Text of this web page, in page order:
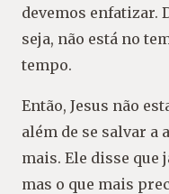
devemos enfatizar.
seja, não está no
tempo.
Então, Jesus não
além de se salvar a
mais. Ele disse que
mas o que mais